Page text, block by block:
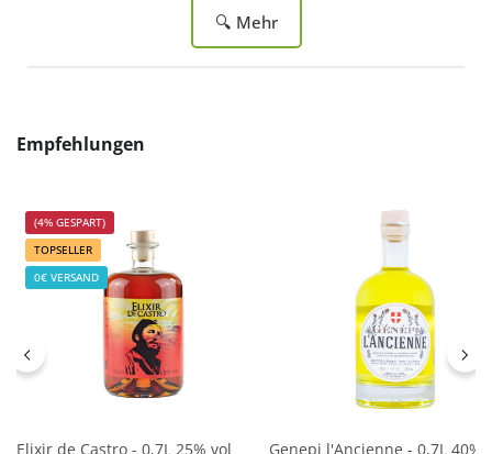
🔍 Mehr
Produktgalerie überspringen
Empfehlungen
(4% GESPART)
TOPSELLER
0€ VERSAND
Elixir de Castro - 0,7L 25% vol
Genepi l'Ancienne - 0,7L 40%